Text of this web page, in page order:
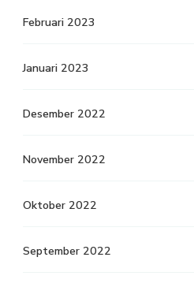
Februari 2023
Januari 2023
Desember 2022
November 2022
Oktober 2022
September 2022